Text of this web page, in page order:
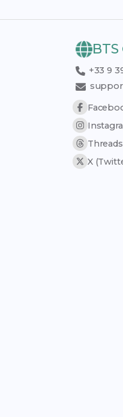
BTS
+33 9
Threads
X